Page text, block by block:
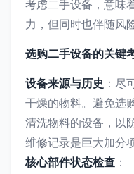
考虑二手设备，意味
力，但同时也伴随风险
选购二手设备的关键
设备来源与历史 ：尽
干燥的物料。避免选
清洗物料的设备，以
维修记录是巨大加分项
核心部件状态检查 ：